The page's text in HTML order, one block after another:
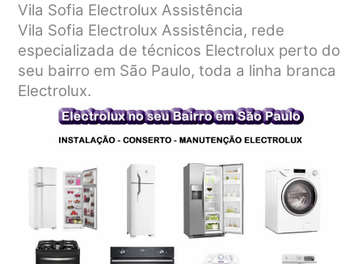
Vila Sofia Electrolux Assistência
Vila Sofia Electrolux Assistência, rede
especializada de técnicos Electrolux perto do
seu bairro em São Paulo, toda a linha branca
Electrolux.